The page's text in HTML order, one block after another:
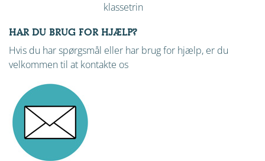
klassetrin
HAR DU BRUG FOR HJÆLP?
Hvis du har spørgsmål eller har brug for hjælp, er du
velkommen til at kontakte os